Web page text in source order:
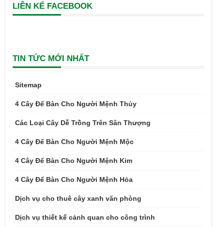
LIÊN KẾ FACEBOOK
TIN TỨC MỚI NHẤT
Sitemap
4 Cây Để Bàn Cho Người Mệnh Thủy
Các Loại Cây Dễ Trồng Trên Sân Thượng
4 Cây Để Bàn Cho Người Mệnh Mộc
4 Cây Để Bàn Cho Người Mệnh Kim
4 Cây Để Bàn Cho Người Mệnh Hỏa
Dịch vụ cho thuê cây xanh văn phòng
Dịch vụ thiết kế cảnh quan cho công trình